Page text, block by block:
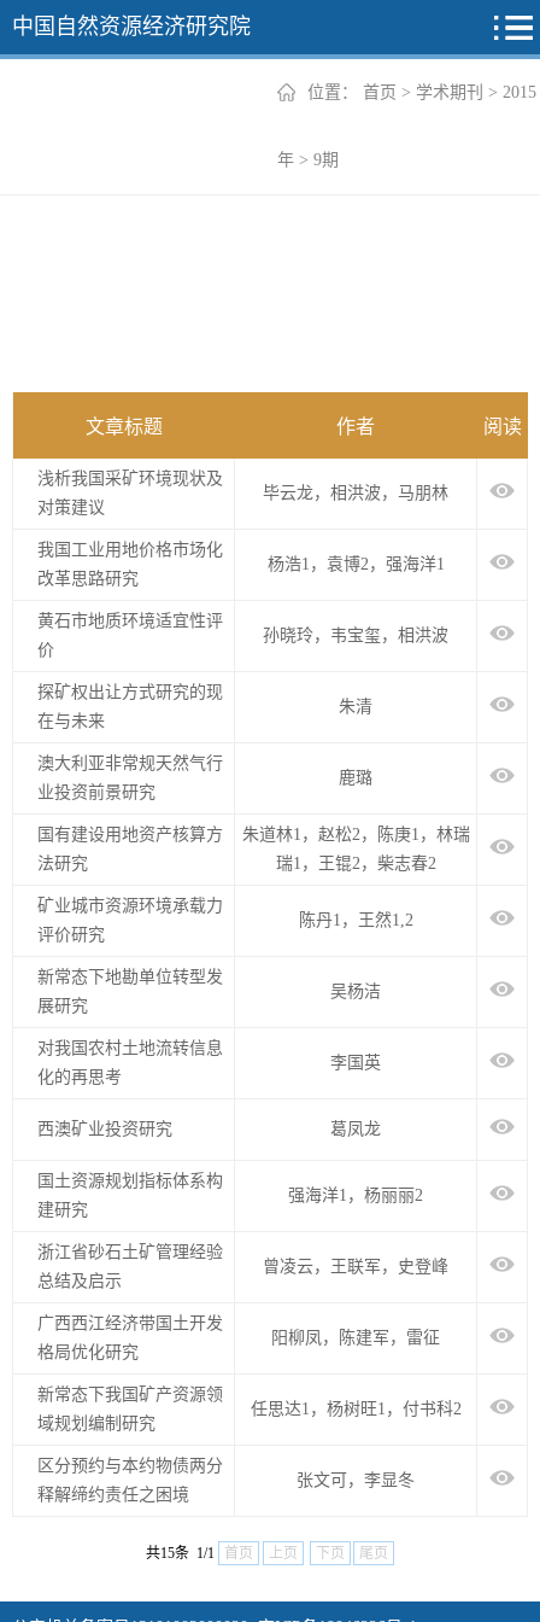
中国自然资源经济研究院
+
位置： 首页 > 学术期刊 > 2015
年 > 9期
文章标题 作者 阅读
浅析我国采矿环境现状及
对策建议
毕云龙，相洪波，马朋林
我国工业用地价格市场化
改革思路研究
杨浩1，袁博2，强海洋1
黄石市地质环境适宜性评
价
孙晓玲，韦宝玺，相洪波
探矿权出让方式研究的现
在与未来
朱清
澳大利亚非常规天然气行
业投资前景研究
鹿璐
国有建设用地资产核算方
法研究
朱道林1，赵松2，陈庚1，林瑞
瑞1，王锟2，柴志春2
矿业城市资源环境承载力
评价研究
陈丹1，王然1,2
新常态下地勘单位转型发
展研究
吴杨洁
对我国农村土地流转信息
化的再思考
李国英
西澳矿业投资研究 葛凤龙
国土资源规划指标体系构
建研究
强海洋1，杨丽丽2
浙江省砂石土矿管理经验
总结及启示
曾凌云，王联军，史登峰
广西西江经济带国土开发
格局优化研究
阳柳凤，陈建军，雷征
新常态下我国矿产资源领
域规划编制研究
任思达1，杨树旺1，付书科2
区分预约与本约物债两分
释解缔约责任之困境
张文可，李显冬
共15条 1/1 首页 上页 下页 尾页